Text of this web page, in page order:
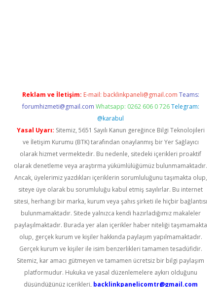
Reklam ve İletişim: E-mail: backlinkpaneli@gmail.com Teams:
forumhizmeti@gmail.com Whatsapp: 0262 606 0 726 Telegram:
@karabul
Yasal Uyarı: Sitemiz, 5651 Sayılı Kanun gereğince Bilgi Teknolojileri
ve İletişim Kurumu (BTK) tarafından onaylanmış bir Yer Sağlayıcı
olarak hizmet vermektedir. Bu nedenle, sitedeki içerikleri proaktif
olarak denetleme veya araştırma yükümlülüğümüz bulunmamaktadır.
Ancak, üyelerimiz yazdıkları içeriklerin sorumluluğunu taşımakta olup,
siteye üye olarak bu sorumluluğu kabul etmiş sayılırlar. Bu internet
sitesi, herhangi bir marka, kurum veya şahıs şirketi ile hiçbir bağlantısı
bulunmamaktadır. Sitede yalnızca kendi hazırladığımız makaleler
paylaşılmaktadır. Burada yer alan içerikler haber niteliği taşımamakta
olup, gerçek kurum ve kişiler hakkında paylaşım yapılmamaktadır.
Gerçek kurum ve kişiler ile isim benzerlikleri tamamen tesadüfidir.
Sitemiz, kar amacı gütmeyen ve tamamen ücretsiz bir bilgi paylaşım
platformudur. Hukuka ve yasal düzenlemelere aykırı olduğunu
düşündüğünüz içerikleri, backlinkpanelicomtr@gmail.com